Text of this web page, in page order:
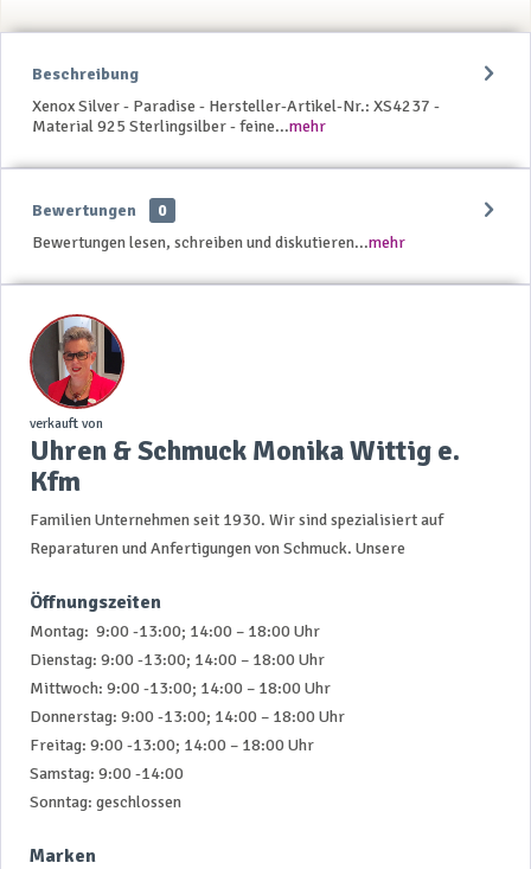
Beschreibung
Xenox Silver - Paradise - Hersteller-Artikel-Nr.: XS4237 -
Material 925 Sterlingsilber - feine...mehr
Bewertungen
0
Bewertungen lesen, schreiben und diskutieren...mehr
verkauft von
Uhren & Schmuck Monika Wittig e.
Kfm
Familien Unternehmen seit 1930. Wir sind spezialisiert auf
Reparaturen und Anfertigungen von Schmuck. Unsere
Öffnungszeiten
Montag: 9:00 -13:00; 14:00 – 18:00 Uhr
Dienstag: 9:00 -13:00; 14:00 – 18:00 Uhr
Mittwoch: 9:00 -13:00; 14:00 – 18:00 Uhr
Donnerstag: 9:00 -13:00; 14:00 – 18:00 Uhr
Freitag: 9:00 -13:00; 14:00 – 18:00 Uhr
Samstag: 9:00 -14:00
Sonntag: geschlossen
Marken